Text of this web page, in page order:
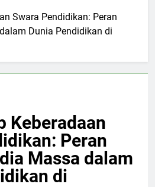
Swara Pendidikan: Peran
Dunia Pendidikan di
Keberadaan
Peran
Massa dalam
di